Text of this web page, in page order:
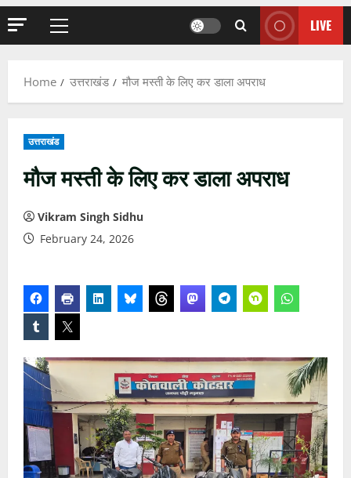
Primary
LIVE
Home उत्तराखंड मौज मस्ती के लिए कर डाला अपराध
उत्तराखंड
मौज मस्ती के लिए कर डाला अपराध
Vikram Singh Sidhu
February 24, 2026